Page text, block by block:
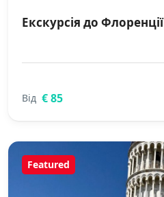
Екскурсія до Флоренції
Від € 85
Featured